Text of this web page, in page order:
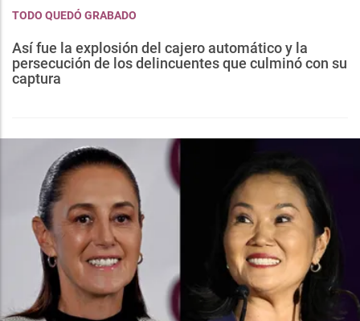
TODO QUEDÓ GRABADO
Así fue la explosión del cajero automático y la
persecución de los delincuentes que culminó con su
captura